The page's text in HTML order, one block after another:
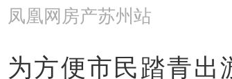
凤凰网房产苏州站
为方便市民踏青出